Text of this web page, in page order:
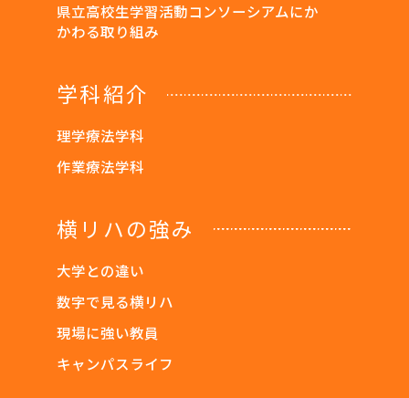
県立高校生学習活動コンソーシアムにか
かわる取り組み
学科紹介
理学療法学科
作業療法学科
横リハの強み
大学との違い
数字で見る横リハ
現場に強い教員
キャンパスライフ